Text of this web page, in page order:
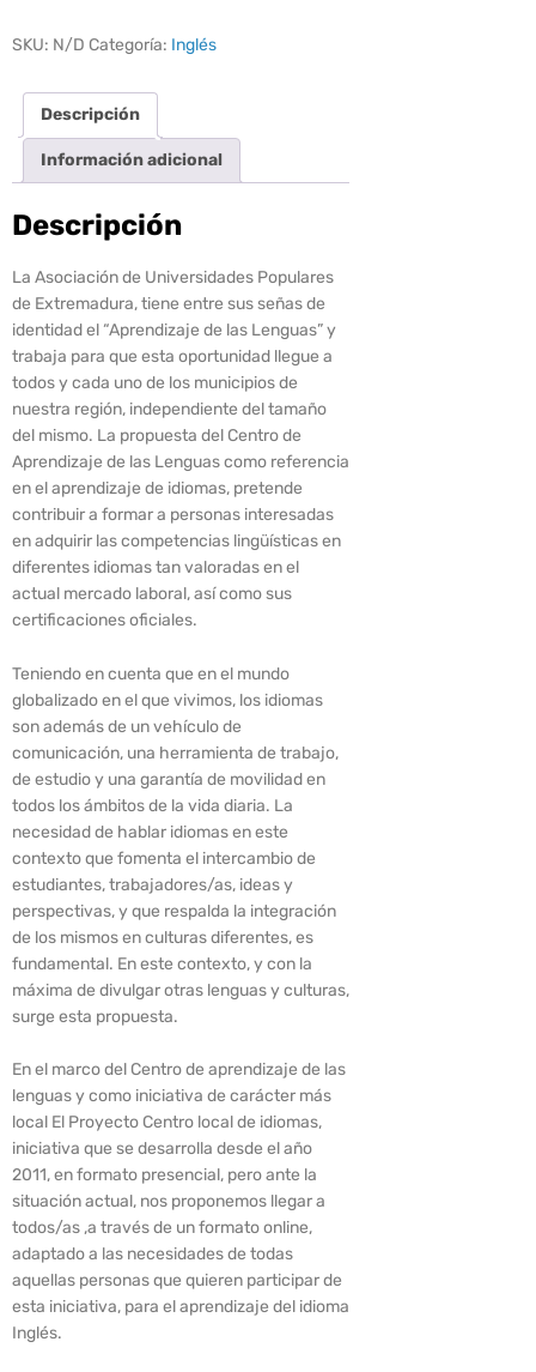
SKU: N/D Categoría: Inglés
Descripción
Información adicional
Descripción
La Asociación de Universidades Populares
de Extremadura, tiene entre sus señas de
identidad el “Aprendizaje de las Lenguas” y
trabaja para que esta oportunidad llegue a
todos y cada uno de los municipios de
nuestra región, independiente del tamaño
del mismo. La propuesta del Centro de
Aprendizaje de las Lenguas como referencia
en el aprendizaje de idiomas, pretende
contribuir a formar a personas interesadas
en adquirir las competencias lingüísticas en
diferentes idiomas tan valoradas en el
actual mercado laboral, así como sus
certificaciones oficiales.
Teniendo en cuenta que en el mundo
globalizado en el que vivimos, los idiomas
son además de un vehículo de
comunicación, una herramienta de trabajo,
de estudio y una garantía de movilidad en
todos los ámbitos de la vida diaria. La
necesidad de hablar idiomas en este
contexto que fomenta el intercambio de
estudiantes, trabajadores/as, ideas y
perspectivas, y que respalda la integración
de los mismos en culturas diferentes, es
fundamental. En este contexto, y con la
máxima de divulgar otras lenguas y culturas,
surge esta propuesta.
En el marco del Centro de aprendizaje de las
lenguas y como iniciativa de carácter más
local El Proyecto Centro local de idiomas,
iniciativa que se desarrolla desde el año
2011, en formato presencial, pero ante la
situación actual, nos proponemos llegar a
todos/as ,a través de un formato online,
adaptado a las necesidades de todas
aquellas personas que quieren participar de
esta iniciativa, para el aprendizaje del idioma
Inglés.